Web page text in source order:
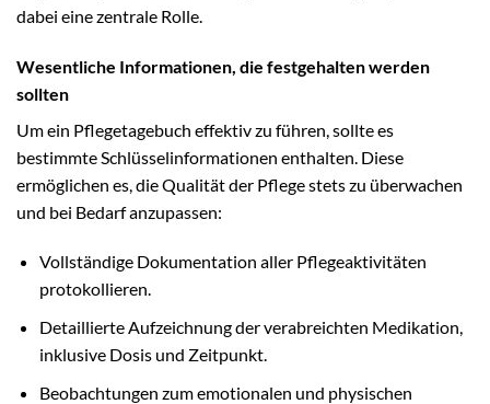
dabei eine zentrale Rolle.
Wesentliche Informationen, die festgehalten werden
sollten
Um ein Pflegetagebuch effektiv zu führen, sollte es
bestimmte Schlüsselinformationen enthalten. Diese
ermöglichen es, die Qualität der Pflege stets zu überwachen
und bei Bedarf anzupassen:
Vollständige Dokumentation aller Pflegeaktivitäten
protokollieren.
Detaillierte Aufzeichnung der verabreichten Medikation,
inklusive Dosis und Zeitpunkt.
Beobachtungen zum emotionalen und physischen